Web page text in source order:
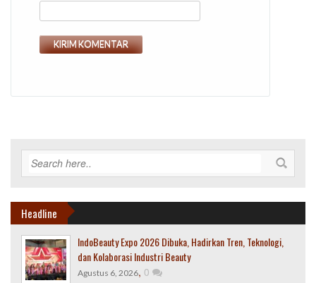
Headline
IndoBeauty Expo 2026 Dibuka, Hadirkan Tren, Teknologi,
dan Kolaborasi Industri Beauty
Agustus 6, 2026, 0